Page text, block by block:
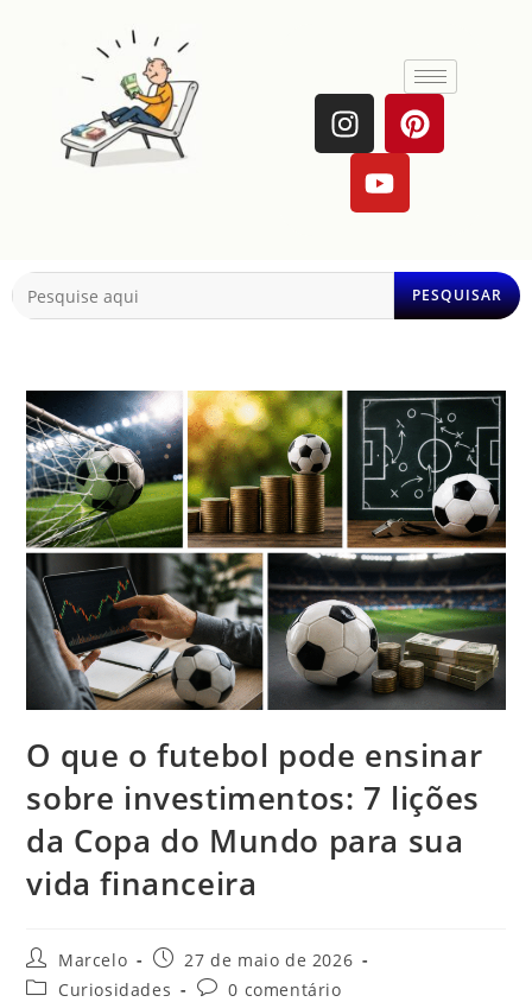
PESQUISAR
O que o futebol pode ensinar
sobre investimentos: 7 lições
da Copa do Mundo para sua
vida financeira
Marcelo
27 de maio de 2026
Curiosidades
0 comentário